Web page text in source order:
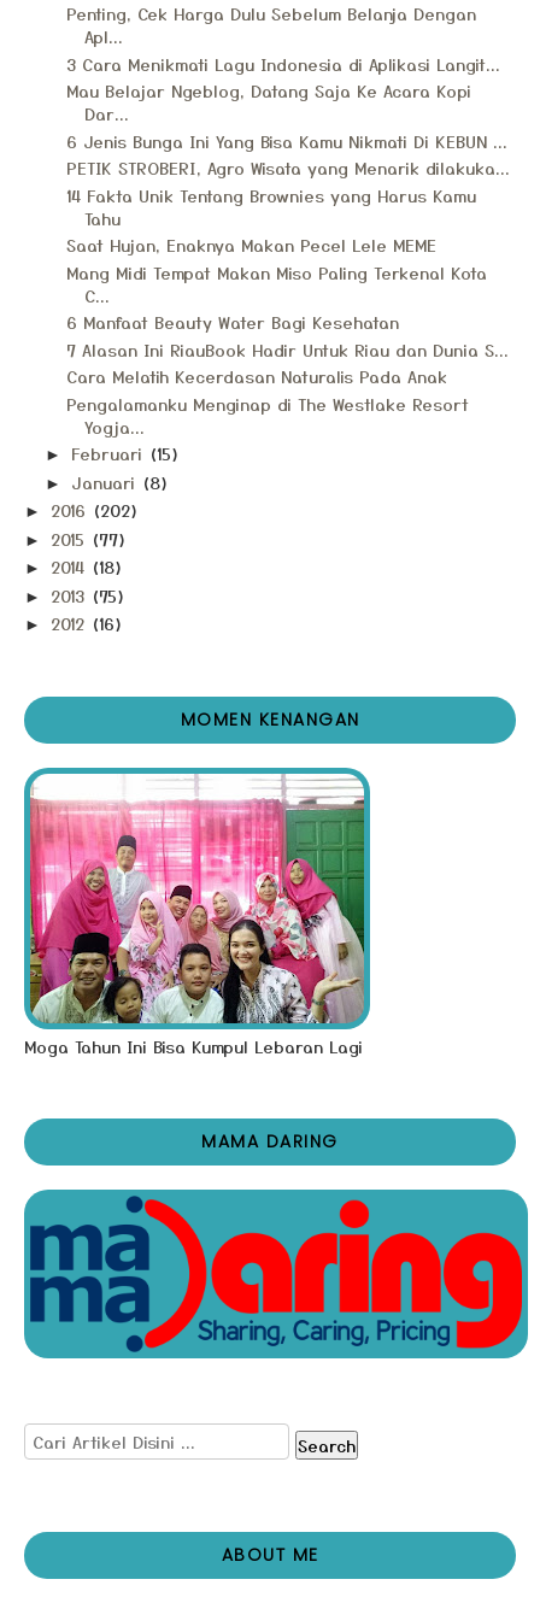
Penting, Cek Harga Dulu Sebelum Belanja Dengan
Apl...
3 Cara Menikmati Lagu Indonesia di Aplikasi Langit...
Mau Belajar Ngeblog, Datang Saja Ke Acara Kopi
Dar...
6 Jenis Bunga Ini Yang Bisa Kamu Nikmati Di KEBUN ...
PETIK STROBERI, Agro Wisata yang Menarik dilakuka...
14 Fakta Unik Tentang Brownies yang Harus Kamu
Tahu
Saat Hujan, Enaknya Makan Pecel Lele MEME
Mang Midi Tempat Makan Miso Paling Terkenal Kota
C...
6 Manfaat Beauty Water Bagi Kesehatan
7 Alasan Ini RiauBook Hadir Untuk Riau dan Dunia S...
Cara Melatih Kecerdasan Naturalis Pada Anak
Pengalamanku Menginap di The Westlake Resort
Yogja...
► Februari (15)
► Januari (8)
► 2016 (202)
► 2015 (77)
► 2014 (18)
► 2013 (75)
► 2012 (16)
MOMEN KENANGAN
Moga Tahun Ini Bisa Kumpul Lebaran Lagi
MAMA DARING
Search
ABOUT ME